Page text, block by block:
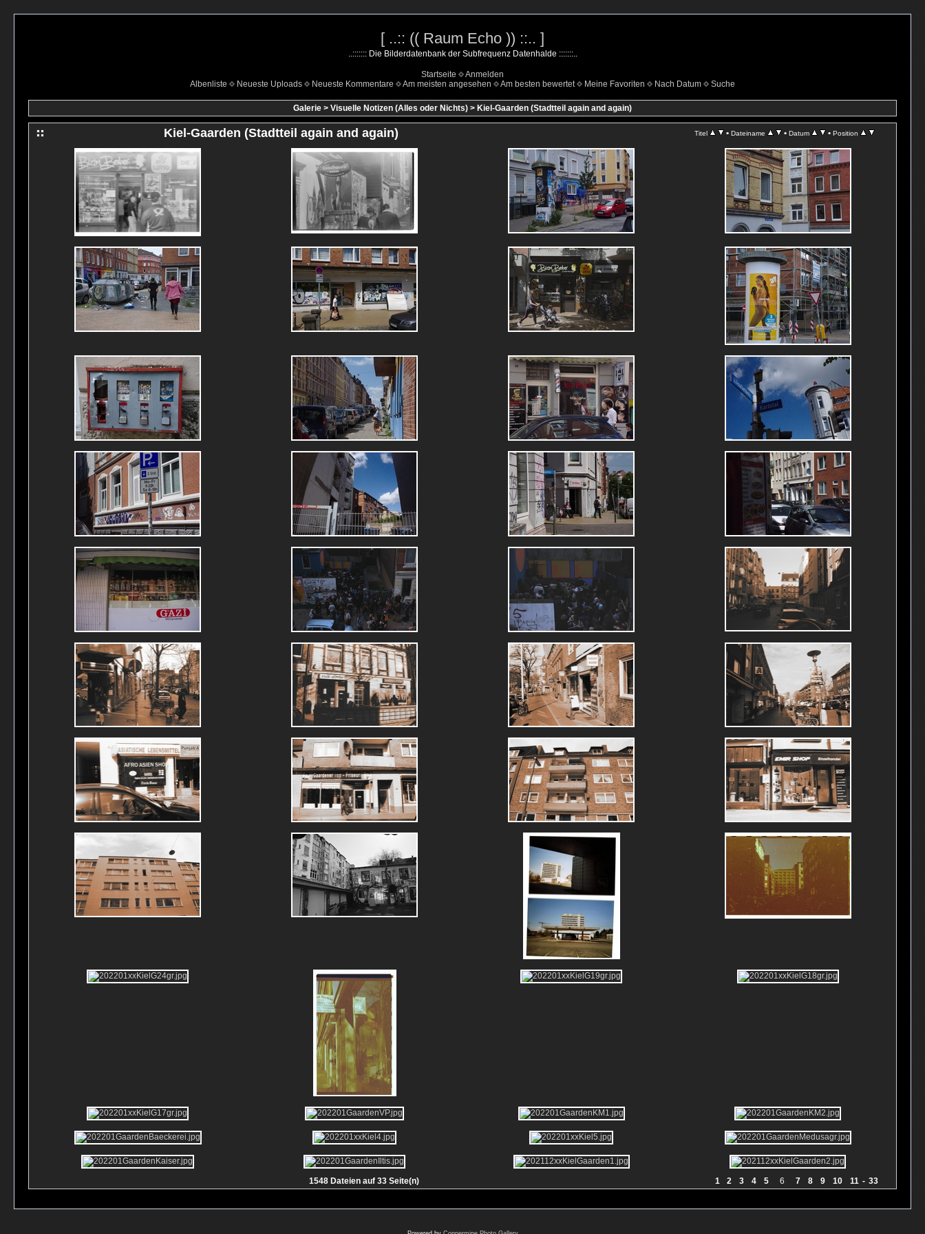
[ ..:: (( Raum Echo )) ::.. ]
..::::::: Die Bilderdatenbank der Subfrequenz Datenhalde :::::::..
Startseite
Anmelden
Albenliste
Neueste Uploads Neueste Kommentare Am meisten angesehen Am besten bewertet Meine Favoriten Nach Datum Suche
Galerie > Visuelle Notizen (Alles oder Nichts) > Kiel-Gaarden (Stadtteil again and again)
Kiel-Gaarden (Stadtteil again and again) Titel • Dateiname • Datum • Position
1548 Dateien auf 33 Seite(n) 1 2 3 4 5 6 7 8 9 10 11 - 33